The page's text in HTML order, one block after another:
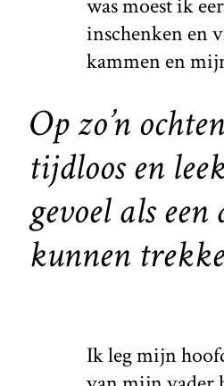
was moest ik
inschenken en
kammen en
Op zo’n
tijdloos en
gevoel als
kunnen
Ik leg mijn